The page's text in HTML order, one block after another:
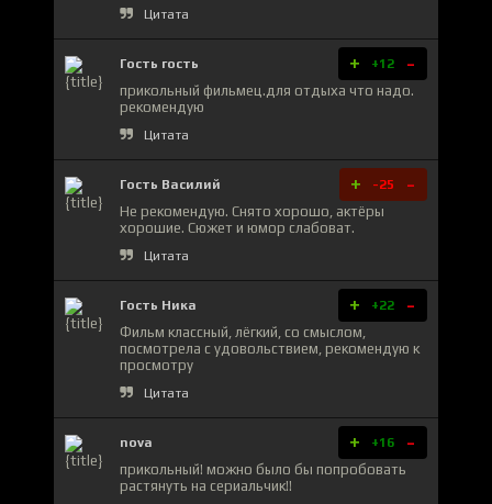
Цитата
Гость гость + +12 -
прикольный фильмец.для отдыха что надо.
рекомендую
Цитата
Гость Василий + -25 -
Не рекомендую. Снято хорошо, актёры
хорошие. Сюжет и юмор слабоват.
Цитата
Гость Ника + +22 -
Фильм классный, лёгкий, со смыслом,
посмотрела с удовольствием, рекомендую к
просмотру
Цитата
nova + +16 -
прикольный! можно было бы попробовать
растянуть на сериальчик!!